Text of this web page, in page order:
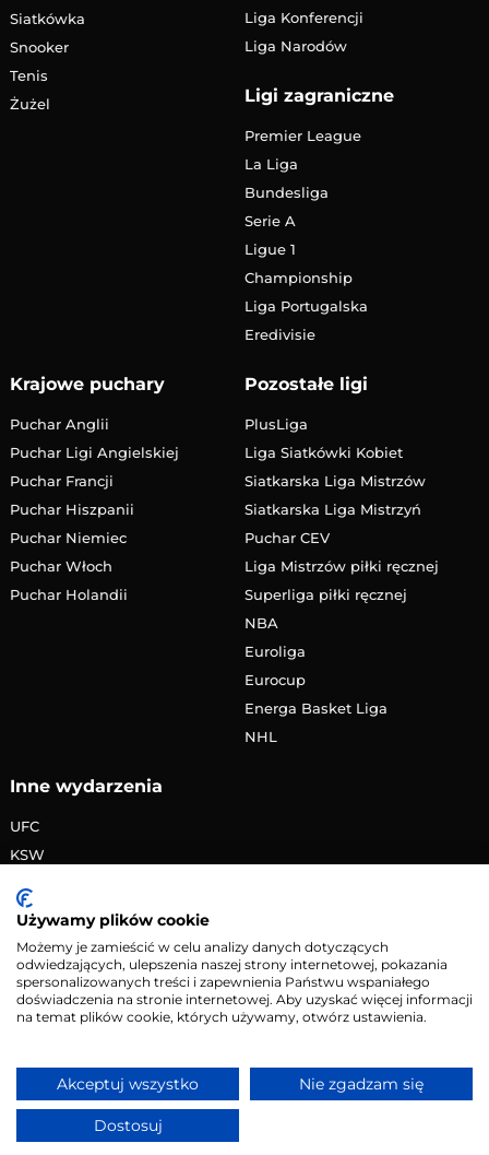
Siatkówka
Snooker
Tenis
Żużel
Liga Konferencji
Liga Narodów
Ligi zagraniczne
Premier League
La Liga
Bundesliga
Serie A
Ligue 1
Championship
Liga Portugalska
Eredivisie
Krajowe puchary
Puchar Anglii
Puchar Ligi Angielskiej
Puchar Francji
Puchar Hiszpanii
Puchar Niemiec
Puchar Włoch
Puchar Holandii
Pozostałe ligi
PlusLiga
Liga Siatkówki Kobiet
Siatkarska Liga Mistrzów
Siatkarska Liga Mistrzyń
Puchar CEV
Liga Mistrzów piłki ręcznej
Superliga piłki ręcznej
NBA
Euroliga
Eurocup
Energa Basket Liga
NHL
Inne wydarzenia
UFC
KSW
PRIME MMA
Żużlowa Ekstraliga
Speedway Grand Prix
Skoki narciarskie
Kontakt•Reklama• Polityka prywatności
Serwis wyłącznie dla osób powyżej 18 lat. Hazard może
Używamy plików cookie
Możemy je zamieścić w celu analizy danych dotyczących
odwiedzających, ulepszenia naszej strony internetowej, pokazania
spersonalizowanych treści i zapewnienia Państwu wspaniałego
doświadczenia na stronie internetowej. Aby uzyskać więcej informacji
na temat plików cookie, których używamy, otwórz ustawienia.
Akceptuj wszystko Nie zgadzam się
Dostosuj